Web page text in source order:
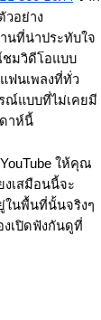
นที่น่าประทับใจ
ชมวิดีโอแบบ
ฟนเพลงที่ทั่ว
ณ์แบบที่ไม่เคยมี
าห์นี้
ให้คุณ
งเสมือนนี้จะ
ในพื้นที่นั้นจริงๆ